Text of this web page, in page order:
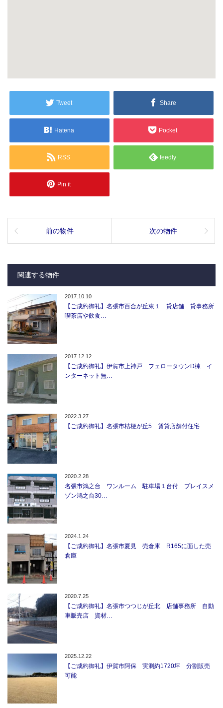
Tweet Share
Hatena Pocket
RSS feedly
Pin it
前の物件 次の物件
関連する物件
2017.10.10
【ご成約御礼】名張市百合が丘東１ 貸店舗 貸事務所
喫茶店や飲食…
2017.12.12
【ご成約御礼】伊賀市上神戸 フェロータウンD棟 イ
ンターネット無…
2022.3.27
【ご成約御礼】名張市桔梗が丘5 賃貸店舗付住宅
2020.2.28
名張市鴻之台 ワンルーム 駐車場１台付 プレイスメ
ゾン鴻之台30…
2024.1.24
【ご成約御礼】名張市夏見 売倉庫 R165に面した売
倉庫
2020.7.25
【ご成約御礼】名張市つつじが丘北 店舗事務所 自動
車販売店 資材…
2025.12.22
【ご成約御礼】伊賀市阿保 実測約1720坪 分割販売
可能